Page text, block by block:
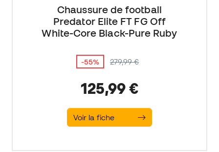
Chaussure de football
Predator Elite FT FG Off
White-Core Black-Pure Ruby
-55% 279,99 €
125,99 €
Voir la fiche